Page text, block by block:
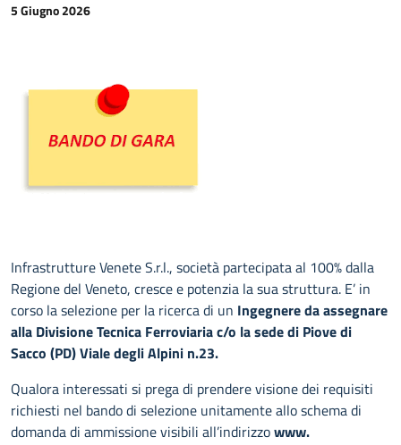
5 Giugno 2026
Infrastrutture Venete S.r.l., società partecipata al 100% dalla
Regione del Veneto, cresce e potenzia la sua struttura. E’ in
corso la selezione per la ricerca di un Ingegnere da assegnare
alla Divisione Tecnica Ferroviaria c/o la sede di Piove di
Sacco (PD) Viale degli Alpini n.23.
Qualora interessati si prega di prendere visione dei requisiti
richiesti nel bando di selezione unitamente allo schema di
domanda di ammissione visibili all’indirizzowww.